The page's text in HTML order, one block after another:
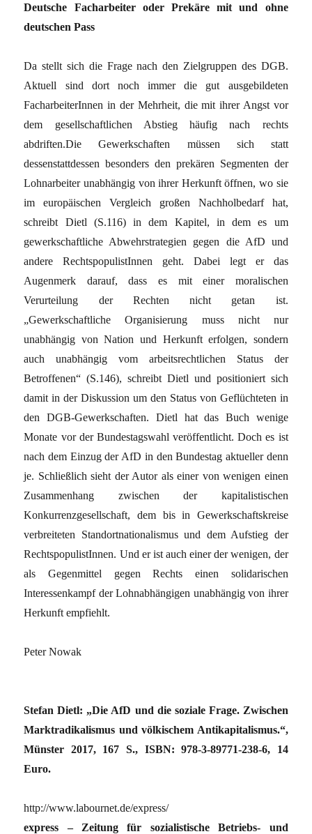
Deutsche Facharbeiter oder Prekäre mit und ohne
deutschen Pass
Da stellt sich die Frage nach den Zielgruppen des DGB.
Aktuell sind dort noch immer die gut ausgebildeten
FacharbeiterInnen in der Mehrheit, die mit ihrer Angst vor
dem gesellschaftlichen Abstieg häufig nach rechts
abdriften.Die Gewerkschaften müssen sich statt
dessenstattdessen besonders den prekären Segmenten der
Lohnarbeiter unabhängig von ihrer Herkunft öffnen, wo sie
im europäischen Vergleich großen Nachholbedarf hat,
schreibt Dietl (S.116) in dem Kapitel, in dem es um
gewerkschaftliche Abwehrstrategien gegen die AfD und
andere RechtspopulistInnen geht. Dabei legt er das
Augenmerk darauf, dass es mit einer moralischen
Verurteilung der Rechten nicht getan ist.
„Gewerkschaftliche Organisierung muss nicht nur
unabhängig von Nation und Herkunft erfolgen, sondern
auch unabhängig vom arbeitsrechtlichen Status der
Betroffenen“ (S.146), schreibt Dietl und positioniert sich
damit in der Diskussion um den Status von Geflüchteten in
den DGB-Gewerkschaften. Dietl hat das Buch wenige
Monate vor der Bundestagswahl veröffentlicht. Doch es ist
nach dem Einzug der AfD in den Bundestag aktueller denn
je. Schließlich sieht der Autor als einer von wenigen einen
Zusammenhang zwischen der kapitalistischen
Konkurrenzgesellschaft, dem bis in Gewerkschaftskreise
verbreiteten Standortnationalismus und dem Aufstieg der
RechtspopulistInnen. Und er ist auch einer der wenigen, der
als Gegenmittel gegen Rechts einen solidarischen
Interessenkampf der Lohnabhängigen unabhängig von ihrer
Herkunft empfiehlt.
Peter Nowak
Stefan Dietl: „Die AfD und die soziale Frage. Zwischen
Marktradikalismus und völkischem Antikapitalismus.“,
Münster 2017, 167 S., ISBN: 978-3-89771-238-6, 14
Euro.
http://www.labournet.de/express/
express – Zeitung für sozialistische Betriebs- und